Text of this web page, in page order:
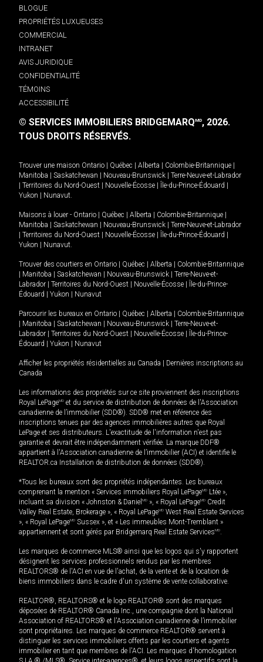
BLOGUE
PROPRIÉTÉS LUXUEUSES
COMMERCIAL
INTRANET
AVIS JURIDIQUE
CONFIDENTIALITÉ
TÉMOINS
ACCESSIBILITÉ
© SERVICES IMMOBILIERS BRIDGEMARQMD, 2026.
TOUS DROITS RÉSERVÉS.
Trouver une maison Ontario Québec Alberta Colombie-Britannique
Manitoba
Saskatchewan Nouveau-Brunswick
Terre-Neuve-et-Labrador
Territoires du Nord-Ouest Nouvelle-Écosse Île-du-Prince-Édouard
Yukon
Nunavut.
Maisons à louer - Ontario Québec Alberta Colombie-Britannique
Manitoba
Saskatchewan Nouveau-Brunswick
Terre-Neuve-et-Labrador
Territoires du Nord-Ouest Nouvelle-Écosse Île-du-Prince-Édouard
Yukon
Nunavut.
Trouver des courtiers en Ontario Québec Alberta
Colombie-Britannique
Manitoba Saskatchewan Nouveau-Brunswick
Terre-Neuve-et-
Labrador
Territoires du Nord-Ouest Nouvelle-Écosse
Île-du-Prince-
Édouard
Yukon Nunavut
Parcourir les bureaux en Ontario Québec Alberta
Colombie-Britannique
Manitoba Saskatchewan Nouveau-Brunswick
Terre-Neuve-et-
Labrador
Territoires du Nord-Ouest Nouvelle-Écosse
Île-du-Prince-
Édouard
Yukon Nunavut
Afficher les propriétés résidentielles au Canada
Dernières inscriptions au
Canada
Les informations des propriétés sur ce site proviennent des inscriptions
Royal LePageMD et du service de distribution de données de l'Association
canadienne de l’immobilier (SDD®). SDD® met en référence des
inscriptions tenues par des agences immobilières autres que Royal
LePage et ses distributeurs. L'exactitude de l'information n'est pas
garantie et devrait être indépendamment vérifiée. La marque DDF®
appartient à l'Association canadienne de l’immobilier (ACI) et identifie le
REALTOR.ca Installation de distribution de données (SDD®).
*Tous les bureaux sont des propriétés indépendantes. Les bureaux
comprenant la mention « Services immobiliers Royal LePageMD Ltée »,
incluant sa division « Johnston & Daniel MD », « Royal LePageMD Credit
Valley Real Estate, Brokerage », « Royal LePageMD West Real Estate Services
», « Royal LePageMD Sussex », et « Les immeubles Mont-Tremblant »
appartiennent et sont gérés par Bridgemarq Real Estate ServicesMD.
Les marques de commerce MLS® ainsi que les logos qui s'y rapportent
désignent les services professionnels rendus par les membres
REALTORS® de l'ACI en vue de l'achat, de la vente et de la location de
biens immobiliers dans le cadre d'un système de vente collaborative.
REALTOR®, REALTORS® et le logo REALTOR® sont des marques
déposées de REALTOR® Canada Inc., une compagnie dont la National
Association of REALTORS® et l'Association canadienne de l’immobilier
sont propriétaires. Les marques de commerce REALTOR® servent à
distinguer les services immobiliers offerts par les courtiers et agents
immobilier en tant que membres de l'ACI. Les marques d'homologation